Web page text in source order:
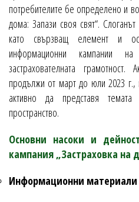
потребителите бе определено и
дома: Запази своя свят“.
като свързващ елемент и
информационни кампании
застрахователната
продължи от март до юли 2023
активно да представя
пространство.
Основни насоки и
кампания „Застраховка на
Информационни материали